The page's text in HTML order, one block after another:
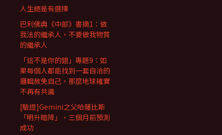
人生總是有選擇
巴利佛典《中部》書摘1：做
我法的繼承人，不要做我物質
的繼承人
「這不是你的錯」專題9：如
果每個人都能找到一套自洽的
邏輯赦免自己，那麼地球確實
不再有共識
[驗證]Gemini之父哈薩比斯
「明升暗降」，三個月前預測
成功